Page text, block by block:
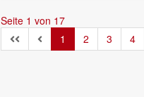
Seite 1 von 17
1
2 3 4